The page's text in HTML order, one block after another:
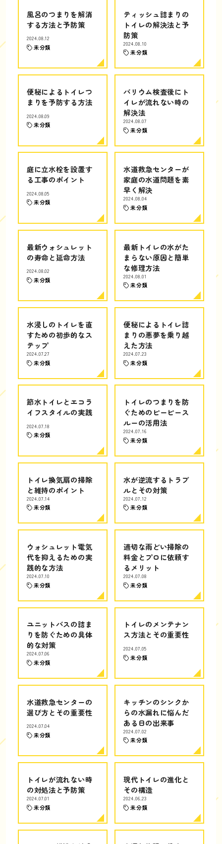
風呂のつまりを解消
する方法と予防策
2024.08.12
未分類
ティッシュ詰まりの
トイレの解決法と予
防策
2024.08.10
未分類
便秘によるトイレつ
まりを予防する方法
2024.08.09
未分類
バリウム検査後にト
イレが流れない時の
解決法
2024.08.07
未分類
庭に立水栓を設置す
る工事のポイント
2024.08.05
未分類
水道救急センターが
家庭の水道問題を素
早く解決
2024.08.04
未分類
最新ウォシュレット
の寿命と延命方法
2024.08.02
未分類
最新トイレの水がた
まらない原因と簡単
な修理方法
2024.08.01
未分類
水浸しのトイレを直
すための初歩的なス
テップ
2024.07.27
未分類
便秘によるトイレ詰
まりの悪夢を乗り越
えた方法
2024.07.23
未分類
節水トイレとエコラ
イフスタイルの実践
2024.07.18
未分類
トイレのつまりを防
ぐためのピーピース
ルーの活用法
2024.07.16
未分類
トイレ換気扇の掃除
と維持のポイント
2024.07.14
未分類
水が逆流するトラブ
ルとその対策
2024.07.12
未分類
ウォシュレット電気
代を抑えるための実
践的な方法
2024.07.10
未分類
適切な雨どい掃除の
料金とプロに依頼す
るメリット
2024.07.08
未分類
ユニットバスの詰ま
りを防ぐための具体
的な対策
2024.07.06
未分類
トイレのメンテナン
ス方法とその重要性
2024.07.05
未分類
水道救急センターの
選び方とその重要性
2024.07.04
未分類
キッチンのシンクか
らの水漏れに悩んだ
ある日の出来事
2024.07.02
未分類
トイレが流れない時
の対処法と予防策
2024.07.01
未分類
現代トイレの進化と
その構造
2024.06.23
未分類